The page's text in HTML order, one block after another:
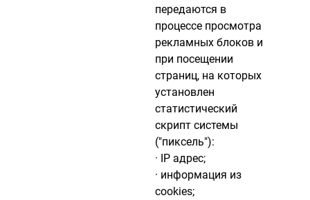
передаются в
процессе просмотра
рекламных блоков и
при посещении
страниц, на которых
установлен
статистический
скрипт системы
("пиксель"):
· IP адрес;
· информация из
cookies;